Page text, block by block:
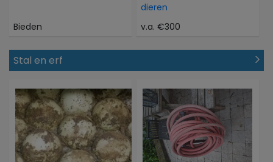
Bieden
dieren
v.a. €300
Stal en erf